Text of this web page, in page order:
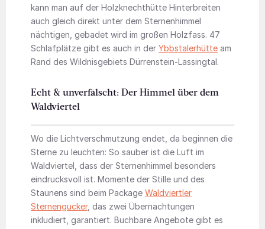
kann man auf der Holzknechthütte Hinterbreiten
auch gleich direkt unter dem Sternenhimmel
nächtigen, gebadet wird im großen Holzfass. 47
Schlafplätze gibt es auch in der Ybbstalerhütte am
Rand des Wildnisgebiets Dürrenstein-Lassingtal.
Echt & unverfälscht: Der Himmel über dem
Waldviertel
Wo die Lichtverschmutzung endet, da beginnen die
Sterne zu leuchten: So sauber ist die Luft im
Waldviertel, dass der Sternenhimmel besonders
eindrucksvoll ist. Momente der Stille und des
Staunens sind beim Package Waldviertler
Sternengucker, das zwei Übernachtungen
inkludiert, garantiert. Buchbare Angebote gibt es